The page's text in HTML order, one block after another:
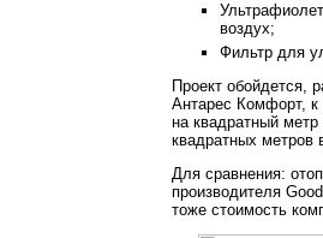
воздух;
Фильтр для
Проект обойдется,
Антарес Комфорт, к
на квадратный
квадратных
Для сравнения:
производителя
тоже стоимость